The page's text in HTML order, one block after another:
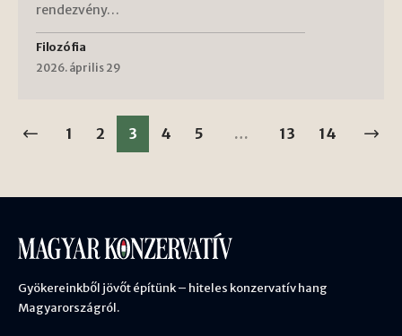
rendezvény…
Filozófia
2026. április 29
1 2 3 4 5 … 13 14
Gyökereinkből jövőt építünk – hiteles konzervatív hang
Magyarországról.